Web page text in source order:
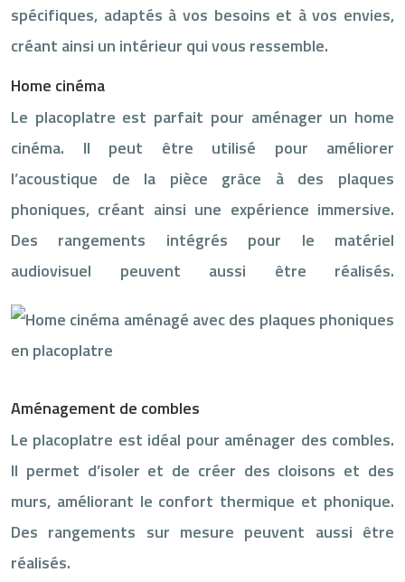
spécifiques, adaptés à vos besoins et à vos envies,
créant ainsi un intérieur qui vous ressemble.
Home cinéma
Le placoplatre est parfait pour aménager un home
cinéma. Il peut être utilisé pour améliorer
l’acoustique de la pièce grâce à des plaques
phoniques, créant ainsi une expérience immersive.
Des rangements intégrés pour le matériel
audiovisuel peuvent aussi être réalisés.
Aménagement de combles
Le placoplatre est idéal pour aménager des combles.
Il permet d’isoler et de créer des cloisons et des
murs, améliorant le confort thermique et phonique.
Des rangements sur mesure peuvent aussi être
réalisés.